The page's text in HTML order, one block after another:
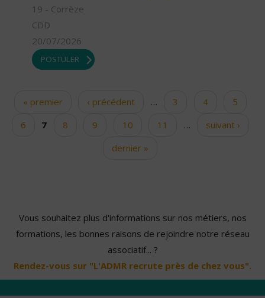
19 - Corrèze
CDD
20/07/2026
POSTULER
Pages« premier ‹ précédent … 3 4
5
6
7 8 9 10 11 …
suivant ›
dernier »
Vous souhaitez plus d'informations sur nos métiers, nos
formations, les bonnes raisons de rejoindre notre réseau
associatif... ?
Rendez-vous sur "L'ADMR recrute près de chez vous".